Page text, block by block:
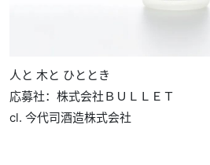
人と 木と ひととき
応募社：株式会社ＢＵＬＬＥＴ
cl. 今代司酒造株式会社